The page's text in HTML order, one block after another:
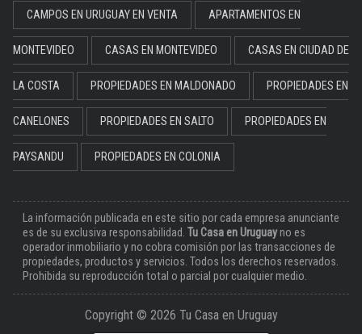
CAMPOS EN URUGUAY EN VENTA APARTAMENTOS EN
MONTEVIDEO CASAS EN MONTEVIDEO CASAS EN CIUDAD DE
LA COSTA PROPIEDADES EN MALDONADO PROPIEDADES EN
CANELONES PROPIEDADES EN SALTO PROPIEDADES EN
PAYSANDU PROPIEDADES EN COLONIA
La información publicada en este sitio por cada empresa anunciante
es de su exclusiva responsabilidad. Tu Casa en Uruguayno es
operador inmobiliario y no cobra comisión por las transacciones de
propiedades, productos y servicios. Todos los derechos reservados.
Prohibida su reproducción total o parcial por cualquier medio.
Copyright © 2026 Tu Casa en Uruguay